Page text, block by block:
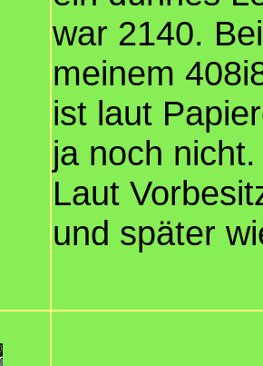
war 2140.
meinem
ist laut
ja noch nicht.
Laut
und später